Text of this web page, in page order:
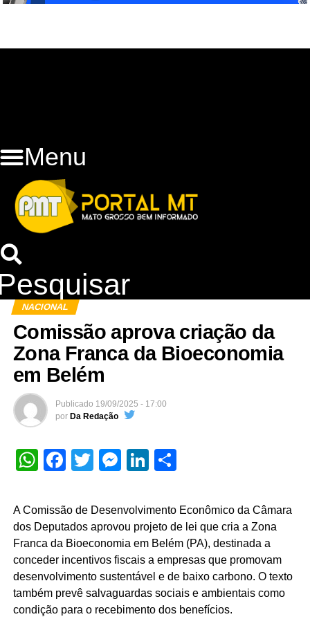
Menu
NACIONAL
Comissão aprova criação da
Zona Franca da Bioeconomia
em Belém
Publicado 19/09/2025 - 17:00
por Da Redação
WhatsApp
Facebook
TwitterMessenger
LinkedIn
A Comissão de Desenvolvimento Econômico da Câmara
dos Deputados aprovou projeto de lei que cria a Zona
Franca da Bioeconomia em Belém (PA), destinada a
conceder incentivos fiscais a empresas que promovam
desenvolvimento sustentável e de baixo carbono. O texto
também prevê salvaguardas sociais e ambientais como
condição para o recebimento dos benefícios.